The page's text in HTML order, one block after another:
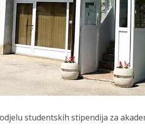
studentskih stipendija za